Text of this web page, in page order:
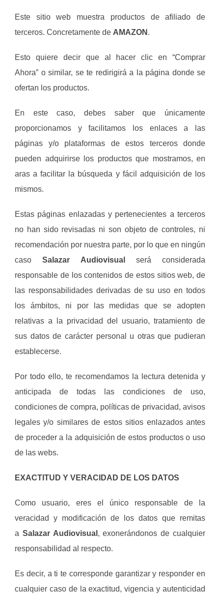
Este sitio web muestra productos de afiliado de
terceros. Concretamente de AMAZON .
Esto quiere decir que al hacer clic en “Comprar
Ahora” o similar, se te redirigirá a la página donde se
ofertan los productos.
En este caso, debes saber que únicamente
proporcionamos y facilitamos los enlaces a las
páginas y/o plataformas de estos terceros donde
pueden adquirirse los productos que mostramos, en
aras a facilitar la búsqueda y fácil adquisición de los
mismos.
Estas páginas enlazadas y pertenecientes a terceros
no han sido revisadas ni son objeto de controles, ni
recomendación por nuestra parte, por lo que en ningún
casoSalazar Audiovisual será considerada
responsable de los contenidos de estos sitios web, de
las responsabilidades derivadas de su uso en todos
los ámbitos, ni por las medidas que se adopten
relativas a la privacidad del usuario, tratamiento de
sus datos de carácter personal u otras que pudieran
establecerse.
Por todo ello, te recomendamos la lectura detenida y
anticipada de todas las condiciones de uso,
condiciones de compra, políticas de privacidad, avisos
legales y/o similares de estos sitios enlazados antes
de proceder a la adquisición de estos productos o uso
de las webs.
EXACTITUD Y VERACIDAD DE LOS DATOS
Como usuario, eres el único responsable de la
veracidad y modificación de los datos que remitas
a Salazar Audiovisual , exonerándonos de cualquier
responsabilidad al respecto.
Es decir, a ti te corresponde garantizar y responder en
cualquier caso de la exactitud, vigencia y autenticidad